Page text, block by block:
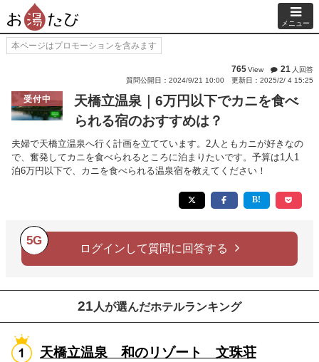
メニュー
本ページはプロモーションを含みます
765View 21 人回答
質問公開日：2024/9/21 10:00
更新日：2025/2/ 4 15:25
受付中
天橋立温泉｜6万円以下でカニを食べ
られる宿のおすすめは？
夫婦で天橋立温泉へ行く計画を立てています。2人ともカニが好きなの
で、奮発してカニを食べられるところに泊まりたいです。予算は1人1
泊6万円以下で、カニを食べられる温泉宿を教えてください！
5G
ログインして質問に回答する
21 人が選んだホテルランキング
天橋立温泉 和のリゾート 文珠荘